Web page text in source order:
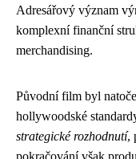
Adresářový význam
komplexní finanční
merchandising.
Původní film byl
hollywoodské
strategické rozhodnutí,